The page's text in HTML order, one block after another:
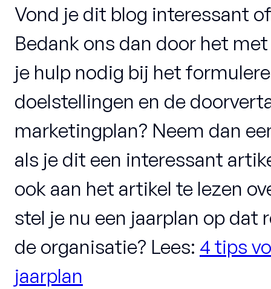
Vond je dit blog interessant
Bedank ons dan door het
je hulp nodig bij het
doelstellingen en de
marketingplan? Neem dan
als je dit een interessant
ook aan het artikel te lezen
stel je nu een jaarplan op dat
de organisatie? Lees: 4 tips
jaarplan